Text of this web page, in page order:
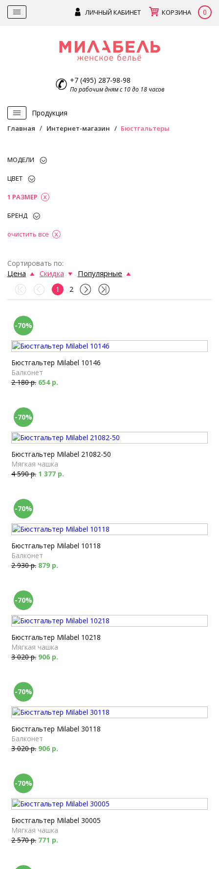
ЛИЧНЫЙ КАБИНЕТ КОРЗИНА 0
+7 (495) 287-98-98
По рабочим дням с 10 до 18 часов
Продукция
Главная Интернет-магазин Бюстгальтеры
МОДЕЛИ
ЦВЕТ
1 РАЗМЕР
БРЕНД
очистить все
Сортировать по:
Цена Скидка Популярные
1 2
-70%
Бюстгальтер Milabel 10146
Балконет
2 180 р. 654 р.
-70%
Бюстгальтер Milabel 21082-50
Мягкая чашка
4 590 р. 1 377 р.
-70%
Бюстгальтер Milabel 10118
Балконет
2 930 р. 879 р.
-70%
Бюстгальтер Milabel 10218
Мягкая чашка
3 020 р. 906 р.
-70%
Бюстгальтер Milabel 30118
Балконет
3 020 р. 906 р.
-70%
Бюстгальтер Milabel 30005
Мягкая чашка
2 570 р. 771 р.